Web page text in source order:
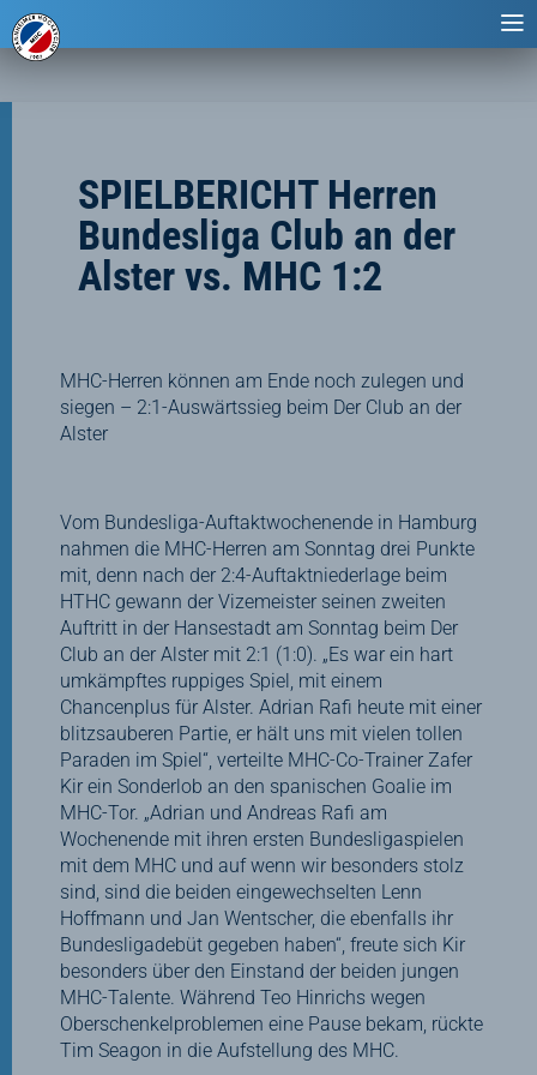
SPIELBERICHT Herren
Bundesliga Club an der
Alster vs. MHC 1:2
MHC-Herren können am Ende noch zulegen und
siegen – 2:1-Auswärtssieg beim Der Club an der
Alster
Vom Bundesliga-Auftaktwochenende in Hamburg
nahmen die MHC-Herren am Sonntag drei Punkte
mit, denn nach der 2:4-Auftaktniederlage beim
HTHC gewann der Vizemeister seinen zweiten
Auftritt in der Hansestadt am Sonntag beim Der
Club an der Alster mit 2:1 (1:0). „Es war ein hart
umkämpftes ruppiges Spiel, mit einem
Chancenplus für Alster. Adrian Rafi heute mit einer
blitzsauberen Partie, er hält uns mit vielen tollen
Paraden im Spiel“, verteilte MHC-Co-Trainer Zafer
Kir ein Sonderlob an den spanischen Goalie im
MHC-Tor. „Adrian und Andreas Rafi am
Wochenende mit ihren ersten Bundesligaspielen
mit dem MHC und auf wenn wir besonders stolz
sind, sind die beiden eingewechselten Lenn
Hoffmann und Jan Wentscher, die ebenfalls ihr
Bundesligadebüt gegeben haben“, freute sich Kir
besonders über den Einstand der beiden jungen
MHC-Talente. Während Teo Hinrichs wegen
Oberschenkelproblemen eine Pause bekam, rückte
Tim Seagon in die Aufstellung des MHC.